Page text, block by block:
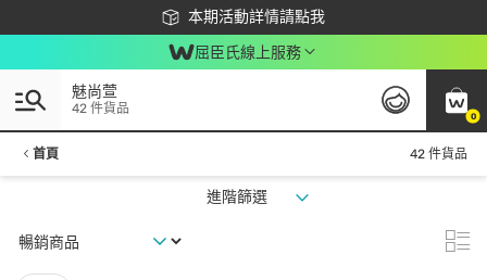
本期活動詳情請點我
下載app最高回饋$350
屈臣氏線上服務
0
魅尚萱
42 件貨品
首頁 42 件貨品
進階篩選